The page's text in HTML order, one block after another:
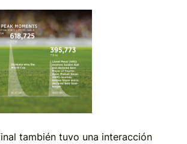
también tuvo una interacción